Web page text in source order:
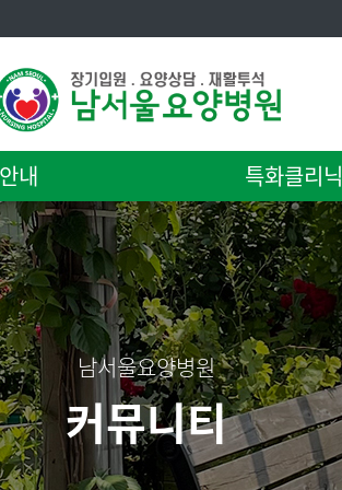
내 특화클리닉
남서울요양병원
커뮤니티